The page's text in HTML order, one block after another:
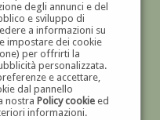
degli annunci e del
e sviluppo di
a informazioni su
impostare dei cookie
per offrirti la
personalizzata.
e accettare,
dal pannello
nostra Policy cookieed
informazioni.
'800 E '900